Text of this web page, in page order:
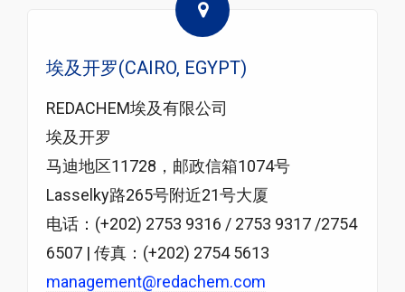
埃及开罗(CAIRO, EGYPT)
REDACHEM埃及有限公司
埃及开罗
马迪地区11728，邮政信箱1074号
Lasselky路265号附近21号大厦
电话：(+202) 2753 9316 / 2753 9317 /2754
6507 | 传真：(+202) 2754 5613
management@redachem.com